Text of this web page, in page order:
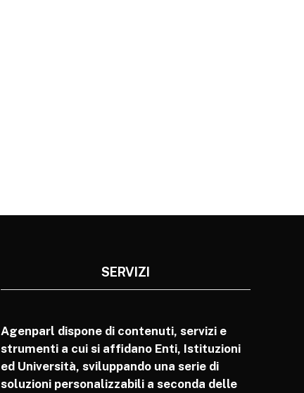
SERVIZI
Agenparl dispone di contenuti, servizi e
strumenti a cui si affidano Enti, Istituzioni
ed Università, sviluppando una serie di
soluzioni personalizzabili a seconda delle